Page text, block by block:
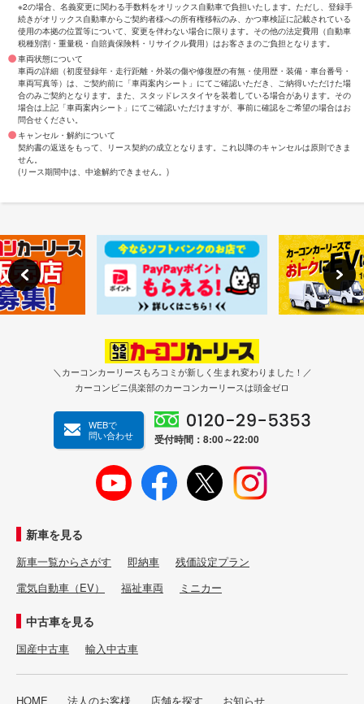
※2の場合、名義変更に関わる手数料をオリックス自動車で負担いたします。ただし、登録手
続きがオリックス自動車からご契約者様への所有権移転のみ、かつ車検証に記載されている
使用の本拠の位置等について、変更を伴わない場合に限ります。その他の法定費用（自動車
税種別割・重量税・自賠責保険料・リサイクル費用）はお客さまのご負担となります。
車両状態について
車両の詳細（初度登録年・走行距離・外装の傷や修復歴の有無・使用歴・装備・車台番号・
車両写真等）は、ご契約前に「車両案内シート」にてご確認いただき、ご納得いただけた場
合のみご契約となります。また、スタッドレスタイヤを装着している場合があります。その
場合は上記「車両案内シート」にてご確認いただけますが、事前に確認をご希望の場合はお
問合せください。
キャンセル・解約について
契約書の返送をもって、リース契約の成立となります。これ以降のキャンセルは原則できま
せん。
(リース期間中は、中途解約できません。)
＼カーコンカーリースもろコミが新しく生まれ変わりました！／
カーコンビニ倶楽部のカーコンカーリースは頭金ゼロ
WEBで
問い合わせ
受付時間：8:00～22:00
新車を見る
新車一覧からさがす 即納車
残価設定プラン
電気自動車（EV）
福祉車両 ミニカー
中古車を見る
国産中古車 輸入中古車
HOME 法人のお客様 店舗を探す お知らせ